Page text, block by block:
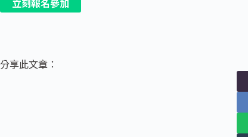
立刻報名參加
分享此文章：